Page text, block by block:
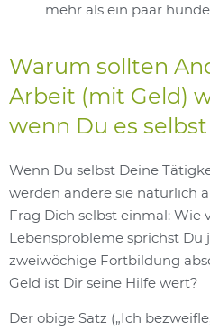
mehr als ein paar
Warum sollten
Arbeit (mit Geld)
wenn Du es
Wenn Du selbst Deine
werden andere sie natürlich
Frag Dich selbst einmal: Wie
Lebensprobleme sprichst
zweiwöchige Fortbildung
Geld ist Dir seine Hilfe wert?
Der obige Satz („Ich